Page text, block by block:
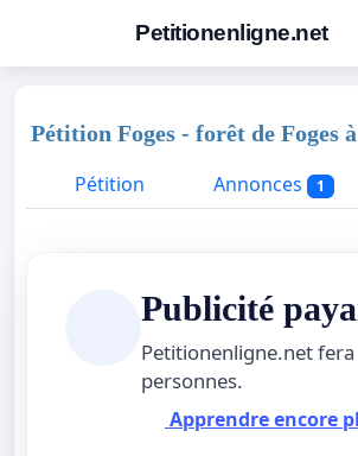
Petitionenligne.net
Pétition Foges - forêt de Foges
Pétition
Annonces 1
Publicité
Petitionenligne.net
personnes.
Apprendre encore